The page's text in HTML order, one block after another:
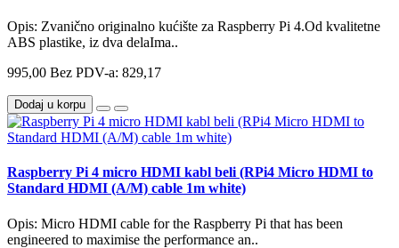
Opis: Zvanično originalno kućište za Raspberry Pi 4.Od kvalitetne
ABS plastike, iz dva delaIma..
995,00 Bez PDV-a: 829,17
Dodaj u korpu
Raspberry Pi 4 micro HDMI kabl beli (RPi4 Micro HDMI to
Standard HDMI (A/M) cable 1m white)
Opis: Micro HDMI cable for the Raspberry Pi that has been
engineered to maximise the performance an..